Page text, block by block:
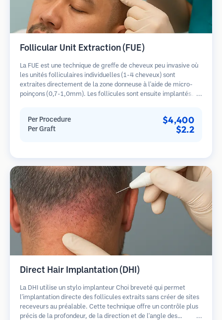
Follicular Unit Extraction (FUE)
La FUE est une technique de greffe de cheveux peu invasive où
les unités folliculaires individuelles (1-4 cheveux) sont
extraites directement de la zone donneuse à l'aide de micro-
poinçons (0,7-1,0mm). Les follicules sont ensuite implantés
guérison plus rapide par rapport aux méthodes de prélèvement
en bandelette.
Per Procedure $4,400
Per Graft $2.2
Direct Hair Implantation (DHI)
La DHI utilise un stylo implanteur Choi breveté qui permet
l'implantation directe des follicules extraits sans créer de sites
receveurs au préalable. Cette technique offre un contrôle plus
précis de la profondeur, de la direction et de l'angle des